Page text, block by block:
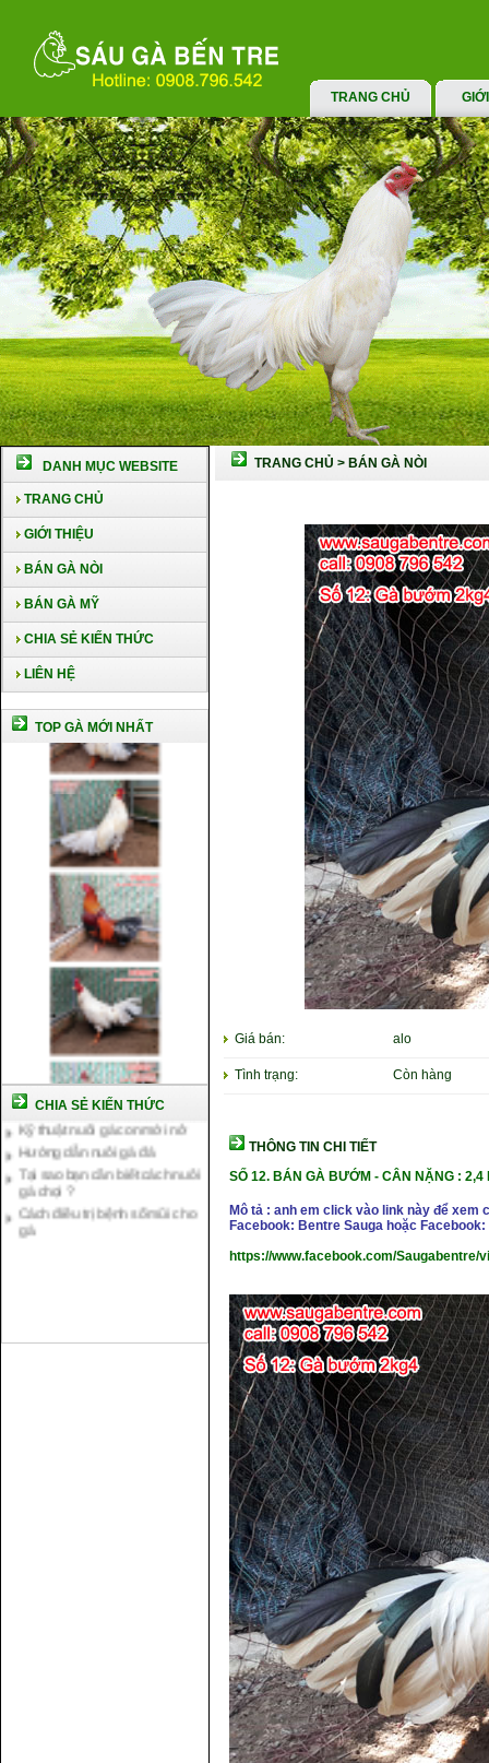
TRANG CHỦ
DANH MỤC WEBSITE
TRANG CHỦ
GIỚI THIỆU
BÁN GÀ NÒI
BÁN GÀ MỸ
CHIA SẺ KIẾN THỨC
LIÊN HỆ
TOP GÀ MỚI NHẤT
CHIA SẺ KIẾN THỨC
Cách nuôi gà chế độ đá c1
Cách nuôi gà đông tảo thuần
chủng
Kỹ thuật nuôi gà con mới nở
Hướng dẫn nuôi gà đá
Tại sao bạn cần biết cách nuôi
gà chọi ?
Cách điều trị bệnh sổ mũi cho
gà
TRANG CHỦ > BÁN GÀ NÒI
Giá bán: alo
Tình trạng: Còn hàng
THÔNG TIN CHI TIẾT
SỐ 12.BÁN GÀ BƯỚM - CÂN NẶNG : 2,4
Mô tả : anh em click vào link này để
Facebook: Bentre Sauga hoặc Facebook:
https://www.facebook.com/Saugabentre/